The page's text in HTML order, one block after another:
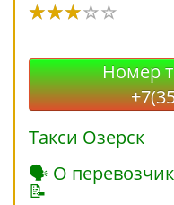
Номер
Такси Озерск
🗣 О
📝